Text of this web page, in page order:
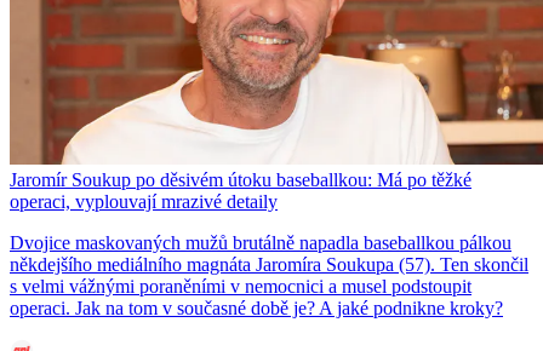
Jaromír Soukup po děsivém útoku baseballkou: Má po těžké
operaci, vyplouvají mrazivé detaily
Dvojice maskovaných mužů brutálně napadla baseballkou pálkou
někdejšího mediálního magnáta Jaromíra Soukupa (57). Ten skončil
s velmi vážnými poraněními v nemocnici a musel podstoupit
operaci. Jak na tom v současné době je? A jaké podnikne kroky?